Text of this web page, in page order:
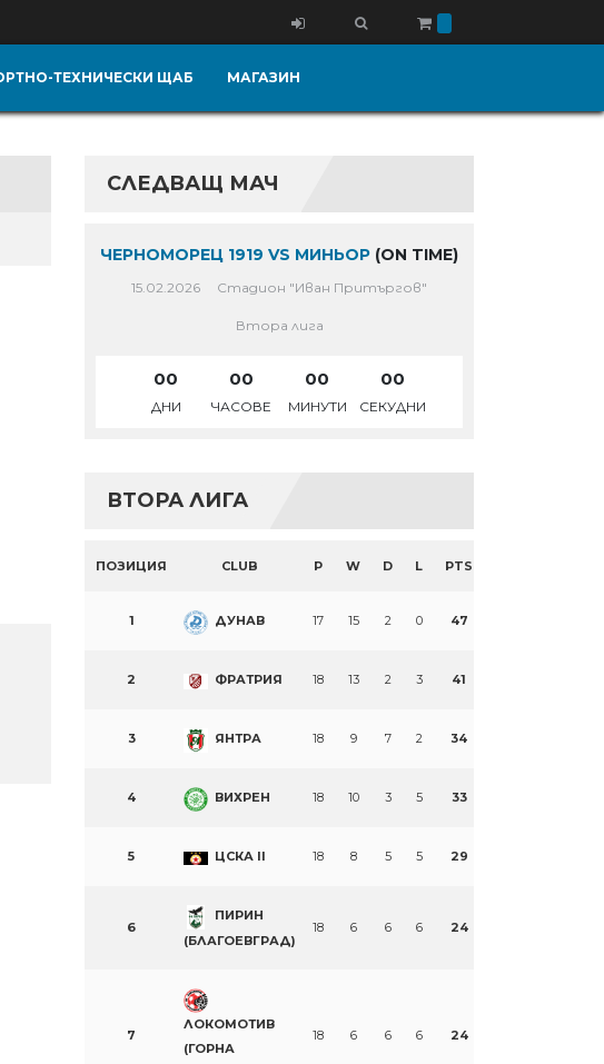
ТЕХНИЧЕСКИ ЩАБ МАГАЗИН
СЛЕДВАЩ МАЧ
ЧЕРНОМОРЕЦ 1919 VS МИНЬОР (ON TIME)
15.02.2026 Стадион "Иван Притъргов"
Втора лига
00
ДНИ
00
ЧАСОВЕ
00
МИНУТИ
00
СЕКУДНИ
ВТОРА ЛИГА
ПОЗИЦИЯ CLUB P W D L PTS
1 ДУНАВ 17 15 2 0 47
2 ФРАТРИЯ 18 13 2 3 41
3 ЯНТРА 18 9 7 2 34
4 ВИХРЕН 18 10 3 5 33
5 ЦСКА II 18 8 5 5 29
6
ПИРИН
(БЛАГОЕВГРАД)
18 6 6 6 24
7
ЛОКОМОТИВ
(ГОРНА
18 6 6 6 24